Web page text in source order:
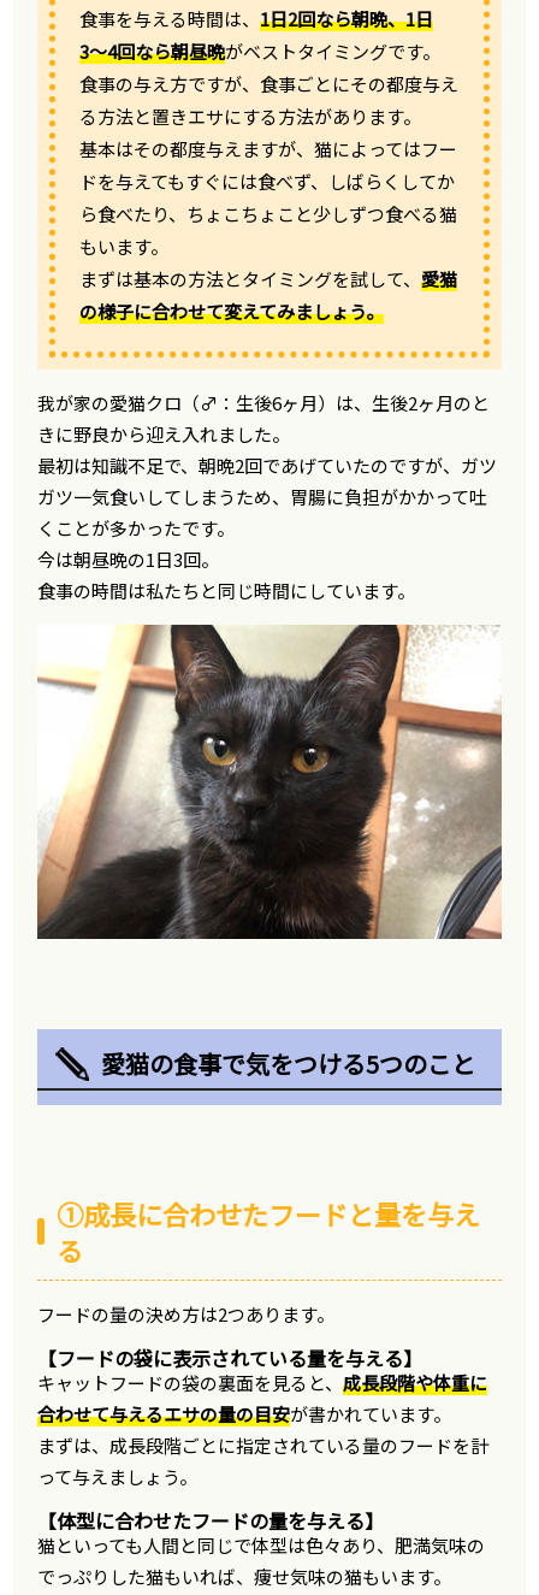
食事を与える時間は、1日2回なら朝晩、1日
3〜4回なら朝昼晩がベストタイミングです。
食事の与え方ですが、食事ごとにその都度与え
る方法と置きエサにする方法があります。
基本はその都度与えますが、猫によってはフー
ドを与えてもすぐには食べず、しばらくしてか
ら食べたり、ちょこちょこと少しずつ食べる猫
もいます。
まずは基本の方法とタイミングを試して、愛猫
の様子に合わせて変えてみましょう。
我が家の愛猫クロ（♂：生後6ヶ月）は、生後2ヶ月のと
きに野良から迎え入れました。
最初は知識不足で、朝晩2回であげていたのですが、ガツ
ガツ一気食いしてしまうため、胃腸に負担がかかって吐
くことが多かったです。
今は朝昼晩の1日3回。
食事の時間は私たちと同じ時間にしています。
愛猫の食事で気をつける5つのこと
①成長に合わせたフードと量を与え
る
フードの量の決め方は2つあります。
【フードの袋に表示されている量を与える】
キャットフードの袋の裏面を見ると、成長段階や体重に
合わせて与えるエサの量の目安が書かれています。
まずは、成長段階ごとに指定されている量のフードを計
って与えましょう。
【体型に合わせたフードの量を与える】
猫といっても人間と同じで体型は色々あり、肥満気味の
でっぷりした猫もいれば、痩せ気味の猫もいます。